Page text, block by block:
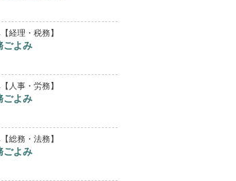
経理・税務】
ごよみ
人事・労務】
ごよみ
総務・法務】
ごよみ